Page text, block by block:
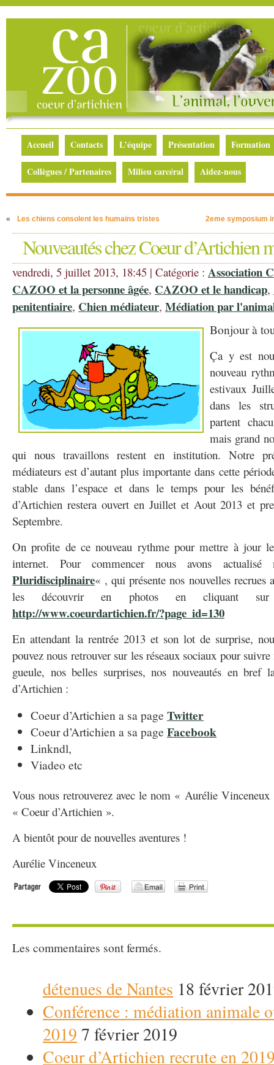
Accueil Contacts L’équipe Présentation Formation
Collègues / Partenaires Milieu carcéral Aidez-nous
« Les chiens consolent les humains tristes 2eme symposium
Nouveautés chez Coeur d’Artichien
vendredi, 5 juillet 2013, 18:45 | Catégorie : Association
CAZOO et la personne âgée, CAZOO et le handicap,
penitentiaire, Chien médiateur, Médiation par
Bonjour à
Ça y est
nouveau
estivaux
dans les
partent
mais grand
qui nous travaillons restent en institution. Notre
médiateurs est d’autant plus importante dans cette
stable dans l’espace et dans le temps pour les
d’Artichien restera ouvert en Juillet et Aout 2013 et
Septembre.
On profite de ce nouveau rythme pour mettre à jour
internet. Pour commencer nous avons
Pluridisciplinaire« , qui présente nos nouvelles recrues
les découvrir en photos en cliquant
http://www.coeurdartichien.fr/?page_id=130
En attendant la rentrée 2013 et son lot de surprise,
pouvez nous retrouver sur les réseaux sociaux pour
gueule, nos belles surprises, nos nouveautés en bref
d’Artichien :
Coeur d’Artichien a sa page Twitter
Coeur d’Artichien a sa page Facebook
Linkndl,
Viadeo etc
Vous nous retrouverez avec le nom « Aurélie
« Coeur d’Artichien ».
A bientôt pour de nouvelles aventures !
Aurélie Vinceneux
Les commentaires sont fermés.
détenues de Nantes 18 février
Conférence : médiation animale
2019 7 février 2019
Coeur d’Artichien recrute en